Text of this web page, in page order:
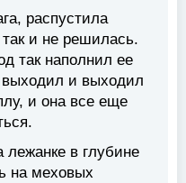
распустила
так и не решилась.
так наполнил ее
выходил и выходил
и она все еще
лежанке в глубине
на меховых